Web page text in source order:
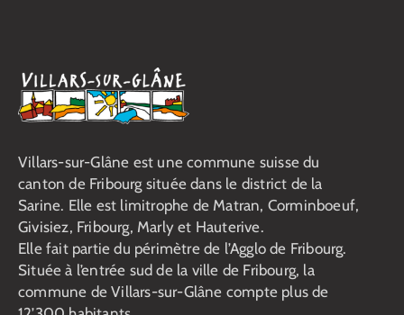
Villars-sur-Glâne est une commune suisse du
canton de Fribourg située dans le district de la
Sarine. Elle est limitrophe de Matran, Corminboeuf,
Givisiez, Fribourg, Marly et Hauterive.
Elle fait partie du périmètre de l’Agglo de Fribourg.
Située à l’entrée sud de la ville de Fribourg, la
commune de Villars-sur-Glâne compte plus de